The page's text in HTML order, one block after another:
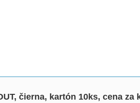
čierna, kartón 10ks, cena za